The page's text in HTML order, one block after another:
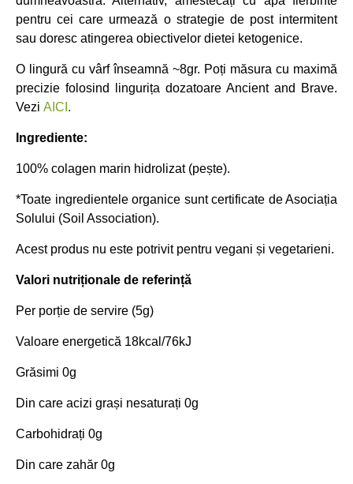
pentru cei care urmează o strategie de post intermitent
sau doresc atingerea obiectivelor dietei ketogenice.
O lingură cu vârf înseamnă ~8gr. Poți măsura cu maximă
precizie folosind lingurița dozatoare Ancient and Brave.
Vezi AICI .
Ingrediente:
100% colagen marin hidrolizat (pește).
*Toate ingredientele organice sunt certificate de Asociația
Solului (Soil Association).
Acest produs nu este potrivit pentru vegani și vegetarieni.
Valori nutriționale de referință
Per porție de servire (5g)
Valoare energetică 18kcal/76kJ
Grăsimi 0g
Din care acizi grași nesaturați 0g
Carbohidrați 0g
Din care zahăr 0g